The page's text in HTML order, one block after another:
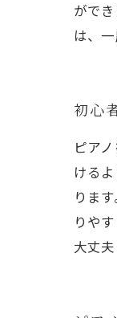
がで
は、
初心
ピア
ける
りま
りや
大丈